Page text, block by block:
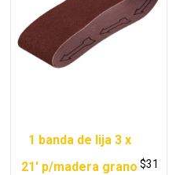
1 banda de lija 3 x
21′ p/madera grano $31